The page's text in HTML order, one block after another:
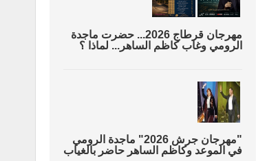
مهرجان قرطاج 2026... حضرت ماجدة
الرومي وغاب كاظم الساهر... لماذا ؟
"مهرجان جرش 2026" ماجدة الرومي
في الموعد وكاظم الساهر حاضر بالغياب